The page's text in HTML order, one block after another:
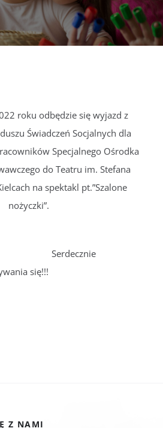
roku odbędzie się wyjazd z
Świadczeń Socjalnych dla
Specjalnego Ośrodka
do Teatru im. Stefana
na spektakl pt.”Szalone
nożyczki”.
się!!!
Z NAMI